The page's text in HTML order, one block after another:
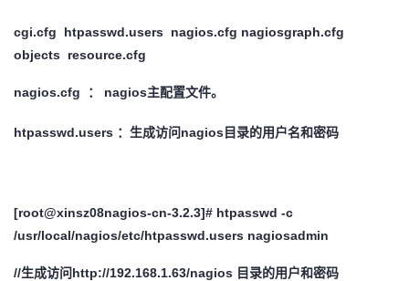
cgi.cfg htpasswd.users nagios.cfg nagiosgraph.cfg
objects resource.cfg
nagios.cfg ： nagios主配置文件。
htpasswd.users ：生成访问nagios目录的用户名和密码
[root@xinsz08nagios-cn-3.2.3]# htpasswd -c
/usr/local/nagios/etc/htpasswd.users nagiosadmin
//生成访问http://192.168.1.63/nagios 目录的用户和密码